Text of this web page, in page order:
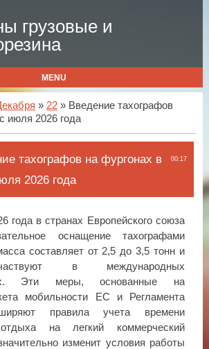
грузовые и
MENU
» 22» Введение тахографов
июля 2026 года
00:17
тахографов на фургонах в
2026 года
года в странах Европейского союза
оснащение тахографами
составляет от 2,5 до 3,5 тонн и
в международных
Эти меры, основанные на
мобильности ЕС и Регламента
правила учета времени
на легкий коммерческий
изменит условия работы